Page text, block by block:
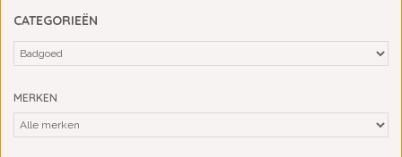
CATEGORIEËN
MERKEN